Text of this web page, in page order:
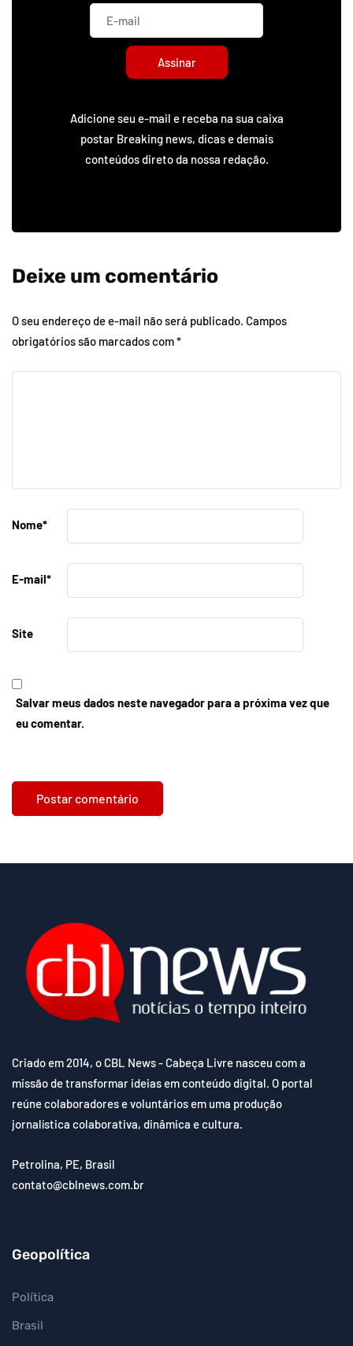
Assinar
Adicione seu e-mail e receba na sua caixa
postar Breaking news, dicas e demais
conteúdos direto da nossa redação.
Deixe um comentário
O seu endereço de e-mail não será publicado. Campos
obrigatórios são marcados com*
Nome*
E-mail*
Site
Salvar meus dados neste navegador para a próxima vez que
eu comentar.
Criado em 2014, o CBL News - Cabeça Livre nasceu com a
missão de transformar ideias em conteúdo digital. O portal
reúne colaboradores e voluntários em uma produção
jornalística colaborativa, dinâmica e cultura.
Petrolina, PE, Brasil
contato@cblnews.com.br
Geopolítica
Política
Brasil